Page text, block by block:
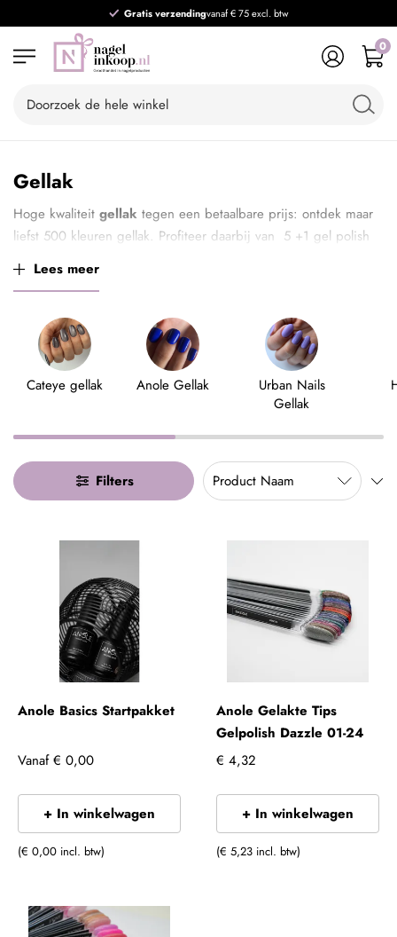
Gratis verzendingvanaf € 75 excl. btw
0
Gellak
Hoge kwaliteit gellak tegen een betaalbare prijs: ontdek maar
liefst 500 kleuren gellak. Profiteer daarbij van 5 +1 gel polish
korting wordt automatisch verrekend. (Deze actie is niet geldig
Lees meer
Cateye gellak Anole Gellak
Urban Nails
Gellak
Filters
Anole Basics Startpakket
Vanaf € 0,00
+ In winkelwagen
(€ 0,00 incl. btw)
Anole Gelakte Tips
Gelpolish Dazzle 01-24
€ 4,32
+ In winkelwagen
(€ 5,23 incl. btw)